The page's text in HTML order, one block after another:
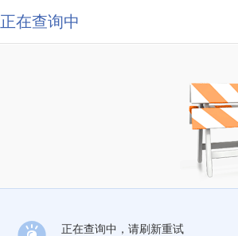
正在查询中
正在查询中，请刷新重试